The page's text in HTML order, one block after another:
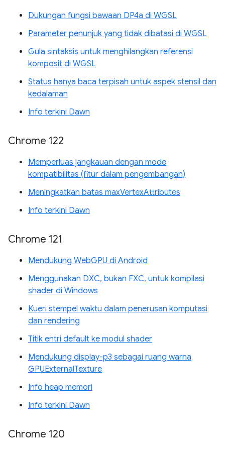
Dukungan fungsi bawaan DP4a di WGSL
Parameter penunjuk yang tidak dibatasi di WGSL
Gula sintaksis untuk menghilangkan referensi
komposit di WGSL
Status hanya baca terpisah untuk aspek stensil dan
kedalaman
Info terkini Dawn
Chrome 122
Memperluas jangkauan dengan mode
kompatibilitas (fitur dalam pengembangan)
Meningkatkan batas maxVertexAttributes
Info terkini Dawn
Chrome 121
Mendukung WebGPU di Android
Menggunakan DXC, bukan FXC, untuk kompilasi
shader di Windows
Kueri stempel waktu dalam penerusan komputasi
dan rendering
Titik entri default ke modul shader
Mendukung display-p3 sebagai ruang warna
GPUExternalTexture
Info heap memori
Info terkini Dawn
Chrome 120